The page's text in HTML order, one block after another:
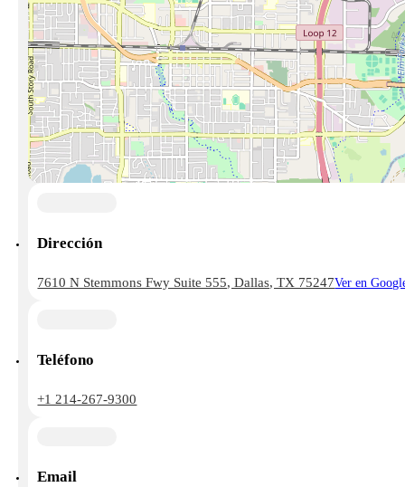
Dirección
7610 N Stemmons Fwy Suite 555, Dallas, TX 75247Ver en
Teléfono
+1 214-267-9300
Email